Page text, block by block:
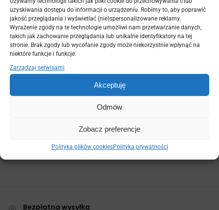
uzyskiwania dostępu do informacji o urządzeniu. Robimy to, aby poprawić
jakość przeglądania i wyświetlać (nie)spersonalizowane reklamy.
Wyrażenie zgody na te technologie umożliwi nam przetwarzanie danych,
takich jak zachowanie przeglądania lub unikalne identyfikatory na tej
stronie. Brak zgody lub wycofanie zgody może niekorzystnie wpłynąć na
niektóre funkcje i funkcje.
Zarządzaj serwisami
Akceptuję
Odmów
Zobacz preferencje
Polityka plików cookiesPolityka prywatności
MY ORDER ARRIVED DAMAGED
WHERE SHOULD I MAIL MY AUTHORIZED RETURN?
HOW DO I RECEIVE CUSTOMER SUPPORT?
WHAT DO I DO IF I ENTERED AN INCORRECT SHIPPING
CAN I CHANGE OR CANCEL AN ORDER AFTER I'VE
CAN I PRE-ORDER AN ITEM THAT IS SOLD OUT?
Bezpłatna wysyłka